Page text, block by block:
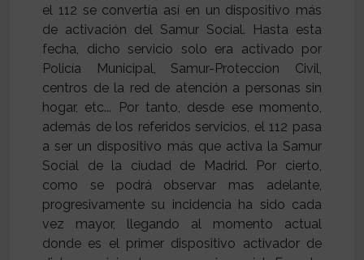
el 112 se convertía así en un dispositivo más
de activación del Samur Social. Hasta esta
fecha, dicho servicio solo era activado por
Policía Municipal, Samur-Proteccion Civil,
centros de la red de atención a personas sin
hogar, etc... Por tanto, desde ese momento,
además de los referidos servicios, el 112 pasa
a ser un dispositivo más que activa la Samur
Social de la ciudad de Madrid. Por cierto,
como se podrá observar mas adelante,
progresivamente su incidencia ha sido cada
vez mayor, llegando al momento actual
donde es el primer dispositivo activador de